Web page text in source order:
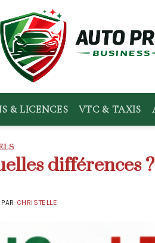
& LICENCES VTC & TAXIS
différences ?
PAR CHRISTELLE